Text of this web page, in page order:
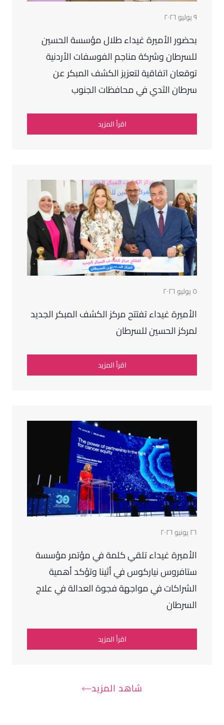
٩ يوليو ٢٠٢٦
بحضور الأميرة غيداء طلال مؤسسة الحسين
للسرطان وشركة مناجم الفوسفات الأردنية
توقعان اتفاقية لتعزيز الكشف المبكر عن
سرطان الثدي في محافظات الجنوب
اقرأ المزيد
٥ يوليو ٢٠٢٦
الأميرة غيداء تفتتح مركز الكشف المبكر الجديد
لمركز الحسين للسرطان
اقرأ المزيد
٢٦ يونيو ٢٠٢٦
الأميرة غيداء تلقي كلمة في مؤتمر مؤسسة
ستافروس نياركوس في أثينا وتؤكد أهمية
الشراكات في مواجهة فجوة العدالة في علاج
السرطان
اقرأ المزيد
شاهد المزيد